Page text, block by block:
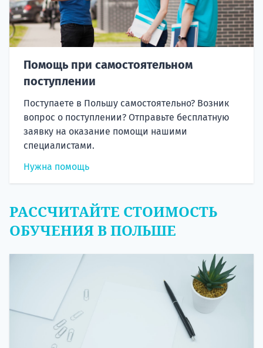
Помощь при самостоятельном
поступлении
Поступаете в Польшу самостоятельно? Возник
вопрос о поступлении? Отправьте бесплатную
заявку на оказание помощи нашими
специалистами.
Нужна помощь
РАССЧИТАЙТЕ СТОИМОСТЬ
ОБУЧЕНИЯ В ПОЛЬШЕ